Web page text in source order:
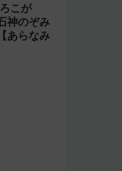
こが
神のぞみ
あらなみ